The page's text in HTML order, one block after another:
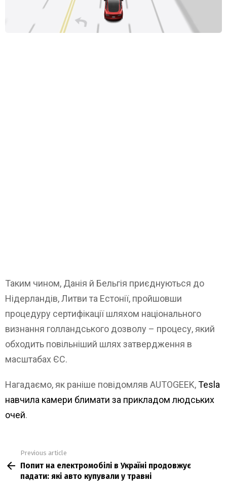
Таким чином, Данія й Бельгія приєднуються до
Нідерландів, Литви та Естонії, пройшовши
процедуру сертифікації шляхом національного
визнання голландського дозволу – процесу, який
обходить повільніший шлях затвердження в
масштабах ЄС.
Нагадаємо, як раніше повідомляв AUTOGEEK,Tesla
навчила камери блимати за прикладом людських
очей.
more
Previous article
Попит на електромобілі в Україні продовжує
падати: які авто купували у травні